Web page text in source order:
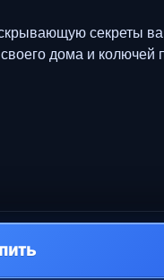
секреты
дома и колючей